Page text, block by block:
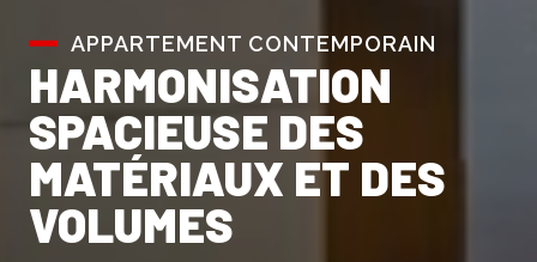
APPARTEMENT CONTEMPORAIN
HARMONISATION
SPACIEUSE DES
MATÉRIAUX ET DES
VOLUMES